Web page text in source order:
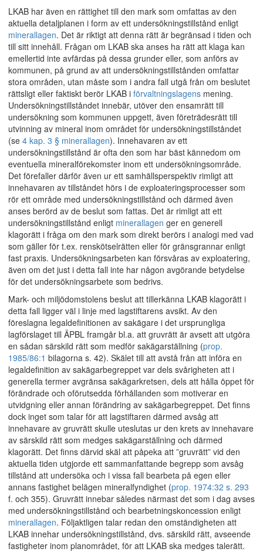
LKAB har även en rättighet till den mark som omfattas av den
aktuella detaljplanen i form av ett undersökningstillstånd enligt
minerallagen. Det är riktigt att denna rätt är begränsad i tiden och
till sitt innehåll. Frågan om LKAB ska anses ha rätt att klaga kan
emellertid inte avfärdas på dessa grunder eller, som anförs av
kommunen, på grund av att undersökningstillstånden omfattar
stora områden, utan måste som i andra fall utgå från om beslutet
rättsligt eller faktiskt berör LKAB i förvaltningslagens mening.
Undersökningstillståndet innebär, utöver den ensamrätt till
undersökning som kommunen uppgett, även företrädesrätt till
utvinning av mineral inom området för undersökningstillståndet
(se 4 kap. 3 § minerallagen). Innehavaren av ett
undersökningstillstånd är ofta den som har bäst kännedom om
eventuella mineralförekomster inom ett undersökningsområde.
Det förefaller därför även ur ett samhällsperspektiv rimligt att
innehavaren av tillståndet hörs i de exploateringsprocesser som
rör ett område med undersökningstillstånd och därmed även
anses berörd av de beslut som fattas. Det är rimligt att ett
undersökningstillstånd enligt minerallagen ger en generell
klagorätt i fråga om den mark som direkt berörs i analogi med vad
som gäller för t.ex. renskötselrätten eller för gränsgrannar enligt
fast praxis. Undersökningsarbeten kan försvåras av exploatering,
även om det just i detta fall inte har någon avgörande betydelse
för det undersökningsarbete som bedrivs.
Mark- och miljödomstolens beslut att tillerkänna LKAB klagorätt i
detta fall ligger väl i linje med lagstiftarens avsikt. Av den
föreslagna legaldefinitionen av sakägare i det ursprungliga
lagförslaget till ÄPBL framgår bl.a. att gruvrätt är avsett att utgöra
en sådan särskild rätt som medför sakägarställning (prop.
1985/86:1 bilagorna s. 42). Skälet till att avstå från att införa en
legaldefinition av sakägarbegreppet var dels svårigheten att i
generella termer avgränsa sakägarkretsen, dels att hålla öppet för
förändrade och oförutsedda förhållanden som motiverar en
utvidgning eller annan förändring av sakägarbegreppet. Det finns
dock inget som talar för att lagstiftaren därmed avsåg att
innehavare av gruvrätt skulle uteslutas ur den krets av innehavare
av särskild rätt som medges sakägarställning och därmed
klagorätt. Det finns därvid skäl att påpeka att ”gruvrätt” vid den
aktuella tiden utgjorde ett sammanfattande begrepp som avsåg
tillstånd att undersöka och i vissa fall bearbeta på egen eller
annans fastighet belägen mineralfyndighet (prop. 1974:32 s. 293
f. och 355). Gruvrätt innebar således närmast det som i dag avses
med undersökningstillstånd och bearbetningskoncession enligt
minerallagen. Följaktligen talar redan den omständigheten att
LKAB innehar undersökningstillstånd, dvs. särskild rätt, avseende
fastigheter inom planområdet, för att LKAB ska medges talerätt.